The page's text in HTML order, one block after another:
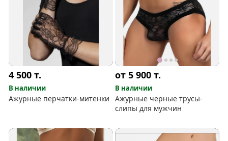
4 500т.
В наличии
Ажурные перчатки-митенки
от 5 900т.
В наличии
Ажурные черные трусы-
слипы для мужчин